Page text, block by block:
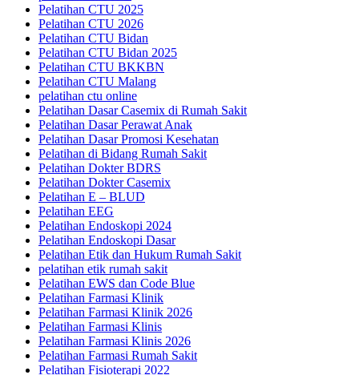
Pelatihan CTU 2025
Pelatihan CTU 2026
Pelatihan CTU Bidan
Pelatihan CTU Bidan 2025
Pelatihan CTU BKKBN
Pelatihan CTU Malang
pelatihan ctu online
Pelatihan Dasar Casemix di Rumah Sakit
Pelatihan Dasar Perawat Anak
Pelatihan Dasar Promosi Kesehatan
Pelatihan di Bidang Rumah Sakit
Pelatihan Dokter BDRS
Pelatihan Dokter Casemix
Pelatihan E – BLUD
Pelatihan EEG
Pelatihan Endoskopi 2024
Pelatihan Endoskopi Dasar
Pelatihan Etik dan Hukum Rumah Sakit
pelatihan etik rumah sakit
Pelatihan EWS dan Code Blue
Pelatihan Farmasi Klinik
Pelatihan Farmasi Klinik 2026
Pelatihan Farmasi Klinis
Pelatihan Farmasi Klinis 2026
Pelatihan Farmasi Rumah Sakit
Pelatihan Fisioterapi 2022